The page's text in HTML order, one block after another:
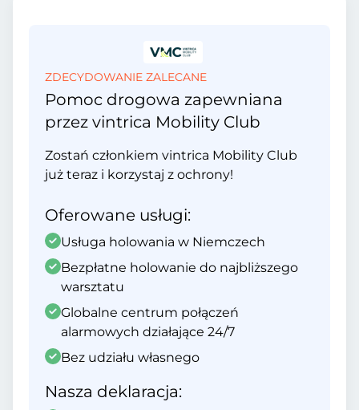
ZDECYDOWANIE ZALECANE
Pomoc drogowa zapewniana
przez vintrica Mobility Club
Zostań członkiem vintrica Mobility Club
już teraz i korzystaj z ochrony!
Oferowane usługi:
Usługa holowania w Niemczech
Bezpłatne holowanie do najbliższego
warsztatu
Globalne centrum połączeń
alarmowych działające 24/7
Bez udziału własnego
Nasza deklaracja: